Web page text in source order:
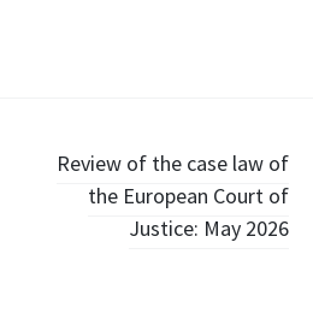
Review of the case law of
the European Court of
Justice: May 2026